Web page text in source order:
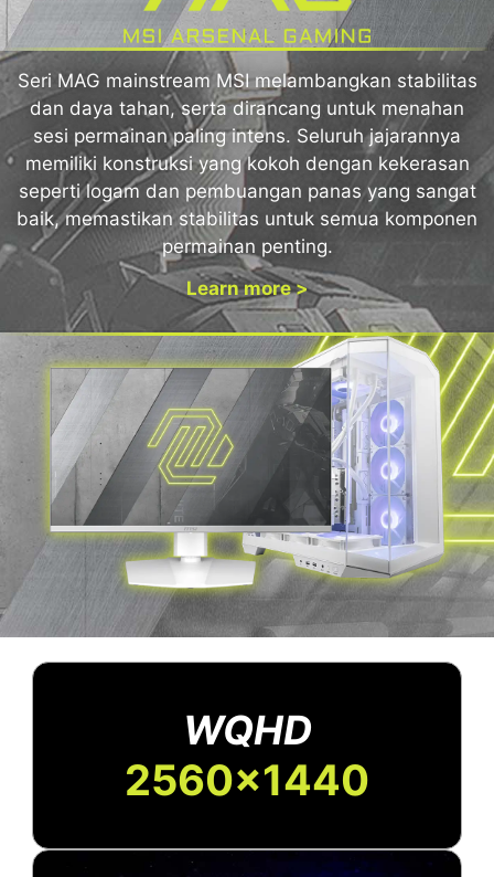
Seri MAG mainstream MSI melambangkan stabilitas
dan daya tahan, serta dirancang untuk menahan
sesi permainan paling intens. Seluruh jajarannya
memiliki konstruksi yang kokoh dengan kekerasan
seperti logam dan pembuangan panas yang sangat
baik, memastikan stabilitas untuk semua komponen
permainan penting.
Learn more >
WQHD
2560x1440